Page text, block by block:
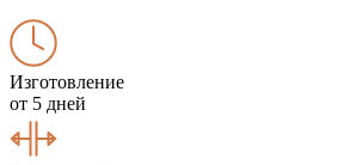
Изготовление
от 5 дней